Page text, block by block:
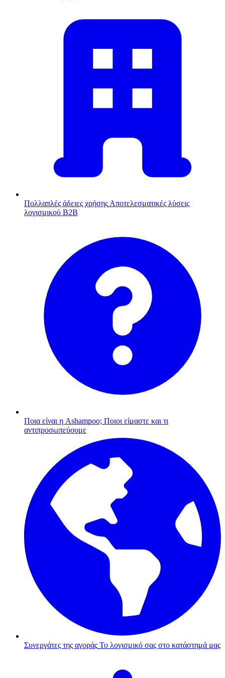
Πολλαπλές άδειες χρήσης Αποτελεσματικές λύσεις
λογισμικού B2B
Ποια είναι η Ashampoo; Ποιοι είμαστε και τι
αντιπροσωπεύουμε
Συνεργάτες της αγοράς Το λογισμικό σας στο κατάστημά μας